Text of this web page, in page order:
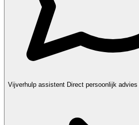
Vijverhulp assistent Direct persoonlijk